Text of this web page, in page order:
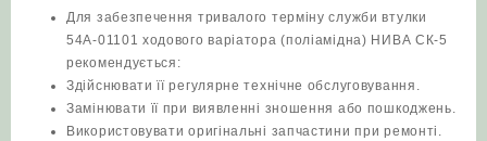
Для забезпечення тривалого терміну служби втулки
54А-01101 ходового варіатора (поліамідна) НИВА СК-5
рекомендується:
Здійснювати її регулярне технічне обслуговування.
Замінювати її при виявленні зношення або пошкоджень.
Використовувати оригінальні запчастини при ремонті.